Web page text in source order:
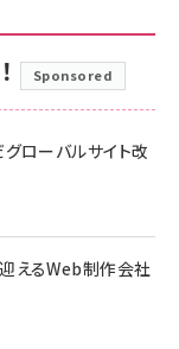
Sponsored
ローバルサイト改
えるWeb制作会社